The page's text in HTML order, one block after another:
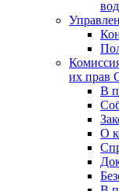
их прав
В
О